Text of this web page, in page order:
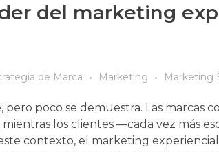
del marketing
de Marca Marketing Marketing
pero poco se demuestra. Las marcas
los clientes —cada vez más
contexto, el marketing experiencial